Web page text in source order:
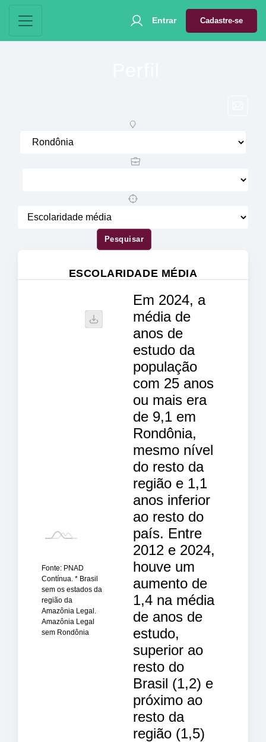
Entrar Cadastre-se
Pesquisar
ESCOLARIDADE MÉDIA
Fonte: PNAD
Contínua. * Brasil
sem os estados da
região da
Amazônia Legal.
Amazônia Legal
sem Rondônia
Em 2024, a
média de
anos de
estudo da
população
com 25 anos
ou mais era
de 9,1 em
Rondônia,
mesmo nível
do resto da
região e 1,1
anos inferior
ao resto do
país. Entre
2012 e 2024,
houve um
aumento de
1,4 na média
de anos de
estudo,
superior ao
resto do
Brasil (1,2) e
próximo ao
resto da
região (1,5)